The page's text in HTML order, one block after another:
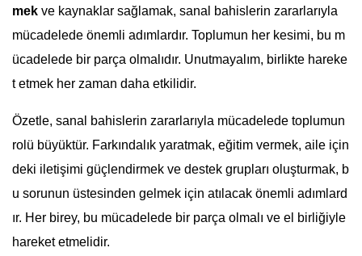
mek ve kaynaklar sağlamak, sanal bahislerin zararlarıyla
mücadelede önemli adımlardır. Toplumun her kesimi, bu m
ücadelede bir parça olmalıdır. Unutmayalım, birlikte hareke
t etmek her zaman daha etkilidir.
Özetle, sanal bahislerin zararlarıyla mücadelede toplumun
rolü büyüktür. Farkındalık yaratmak, eğitim vermek, aile için
deki iletişimi güçlendirmek ve destek grupları oluşturmak, b
u sorunun üstesinden gelmek için atılacak önemli adımlard
ır. Her birey, bu mücadelede bir parça olmalı ve el birliğiyle
hareket etmelidir.